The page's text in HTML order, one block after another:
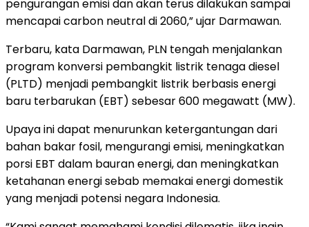
pengurangan emisi dan akan terus dilakukan sampai
mencapai carbon neutral di 2060,” ujar Darmawan.
Terbaru, kata Darmawan, PLN tengah menjalankan
program konversi pembangkit listrik tenaga diesel
(PLTD) menjadi pembangkit listrik berbasis energi
baru terbarukan (EBT) sebesar 600 megawatt (MW).
Upaya ini dapat menurunkan ketergantungan dari
bahan bakar fosil, mengurangi emisi, meningkatkan
porsi EBT dalam bauran energi, dan meningkatkan
ketahanan energi sebab memakai energi domestik
yang menjadi potensi negara Indonesia.